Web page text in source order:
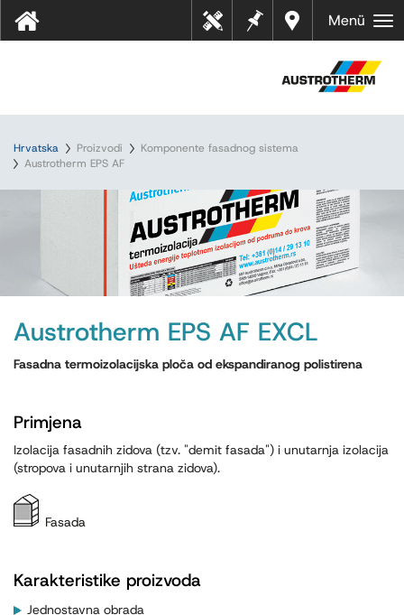
Dealer
s near
Bilješk
Tehn
ički
Menü
Hrvatska Proizvodi
Komponente fasadnog sistema
Austrotherm EPS AF
Austrotherm EPS AF EXCL
Fasadna termoizolacijska ploča od ekspandiranog polistirena
Primjena
Izolacija fasadnih zidova (tzv. "demit fasada") i unutarnja izolacija
(stropova i unutarnjih strana zidova).
Fasada
Karakteristike proizvoda
Jednostavna obrada